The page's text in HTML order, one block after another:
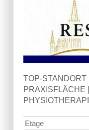
TOP-STANDORT
PRAXISFLÄCHE
Etage